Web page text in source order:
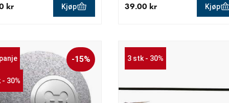
kr Kjøp 39.00 kr Kjøp
30%
-15% 3 stk - 30%